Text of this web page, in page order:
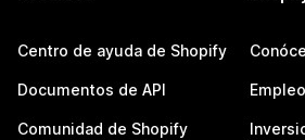
Centro de ayuda de Shopify
Documentos de API
Comunidad de Shopify